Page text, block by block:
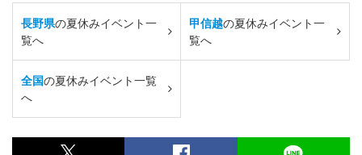
長野県の夏休みイベント一
覧へ
甲信越の夏休みイベント一
覧へ
全国の夏休みイベント一覧
へ